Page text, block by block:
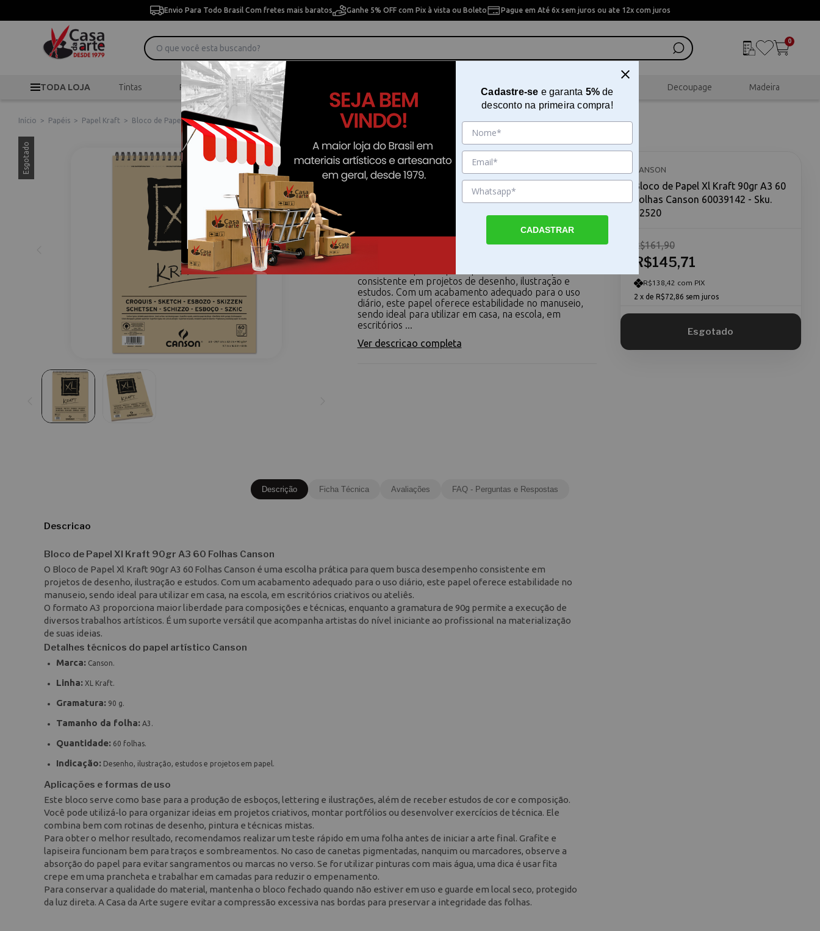
Envio Para Todo Brasil Com fretes mais baratos Ganhe 5% OFF com Pix à vista ou Boleto Pague em Até 6x sem juros ou ate 12x com juros
0
TODA LOJA Tintas Pincéis Desenho Pintura Artesanal Scrapbook Decoupage Madeira
Início > Papéis > Papel Kraft > Bloco de Papel Xl Kraft 90gr A3 60 Folhas Canson 60039142
Esgotado
Bloco de Papel Xl Kraft 90gr A3 60 Folhas
Canson 60039142
Bloco de Papel Xl Kraft 90gr A3 60 Folhas Canson O
consistente em projetos de desenho, ilustração e
estudos. Com um acabamento adequado para o uso
diário, este papel oferece estabilidade no manuseio,
sendo ideal para utilizar em casa, na escola, em
escritórios ...
Ver descricao completa
CANSON
Bloco de Papel Xl Kraft 90gr A3 60
Folhas Canson 60039142 - Sku.
92520
R$145,71
R$161,90
R$138,42 com PIX
2 x de R$72,86 sem juros
Descrição Ficha Técnica Avaliações FAQ - Perguntas e Respostas
Descricao
Bloco de Papel Xl Kraft 90gr A3 60 Folhas Canson
O Bloco de Papel Xl Kraft 90gr A3 60 Folhas Canson é uma escolha prática para quem busca desempenho consistente em
projetos de desenho, ilustração e estudos. Com um acabamento adequado para o uso diário, este papel oferece estabilidade no
manuseio, sendo ideal para utilizar em casa, na escola, em escritórios criativos ou ateliês.
O formato A3 proporciona maior liberdade para composições e técnicas, enquanto a gramatura de 90g permite a execução de
diversos trabalhos artísticos. É um suporte versátil que acompanha artistas do nível iniciante ao profissional na materialização
de suas ideias.
Detalhes técnicos do papel artístico Canson
Marca: Canson.
Linha: XL Kraft.
Gramatura: 90 g.
Tamanho da folha: A3.
Quantidade: 60 folhas.
Indicação: Desenho, ilustração, estudos e projetos em papel.
Aplicações e formas de uso
Este bloco serve como base para a produção de esboços, lettering e ilustrações, além de receber estudos de cor e composição.
Você pode utilizá-lo para organizar ideias em projetos criativos, montar portfólios ou desenvolver exercícios de técnica. Ele
combina bem com rotinas de desenho, pintura e técnicas mistas.
Para obter o melhor resultado, recomendamos realizar um teste rápido em uma folha antes de iniciar a arte final. Grafite e
lapiseira funcionam bem para traços e sombreamentos. No caso de canetas pigmentadas, nanquim ou marcadores, observe a
absorção do papel para evitar sangramentos ou marcas no verso. Se for utilizar pinturas com mais água, uma dica é usar fita
crepe em uma prancheta e trabalhar em camadas para reduzir o empenamento.
Para conservar a qualidade do material, mantenha o bloco fechado quando não estiver em uso e guarde em local seco, protegido
da luz direta. A Casa da Arte sugere evitar a compressão excessiva nas bordas para preservar a integridade das folhas.
Cadastre-se e garanta 5%de
desconto na primeira compra!
CADASTRAR